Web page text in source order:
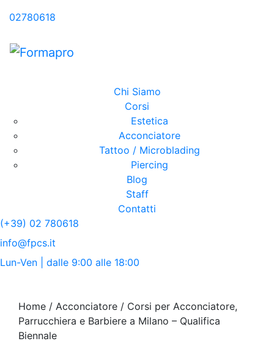
02780618
Chi Siamo
Corsi
Estetica
Acconciatore
Tattoo / Microblading
Piercing
Blog
Staff
Contatti
(+39) 02 780618
info@fpcs.it
Lun-Ven | dalle 9:00 alle 18:00
Home / Acconciatore / Corsi per Acconciatore,
Parrucchiera e Barbiere a Milano – Qualifica
Biennale